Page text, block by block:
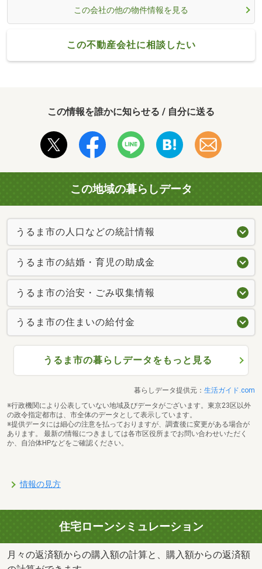
この会社の他の物件情報を見る
この不動産会社に相談したい
この情報を誰かに知らせる / 自分に送る
この地域の暮らしデータ
うるま市の人口などの統計情報
うるま市の結婚・育児の助成金
うるま市の治安・ごみ収集情報
うるま市の住まいの給付金
うるま市の暮らしデータをもっと見る
暮らしデータ提供元： 生活ガイド.com
※行政機関により公表していない地域及びデータがございます。東京23区以外
の政令指定都市は、市全体のデータとして表示しています。
※提供データには細心の注意を払っておりますが、調査後に変更がある場合が
あります。 最新の情報につきましては各市区役所までお問い合わせいただく
か、自治体HPなどをご確認ください。
情報の見方
住宅ローンシミュレーション
月々の返済額からの購入額の計算と、購入額からの返済額